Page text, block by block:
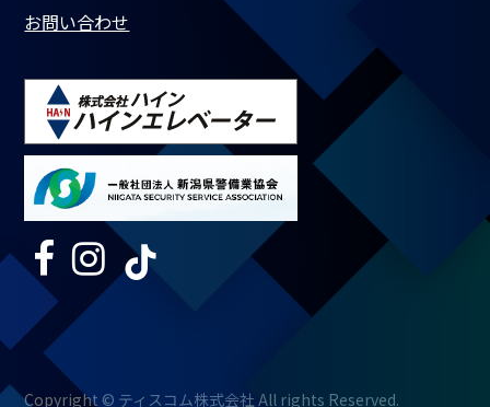
お問い合わせ
Copyright © ティスコム株式会社 All rights Reserved.